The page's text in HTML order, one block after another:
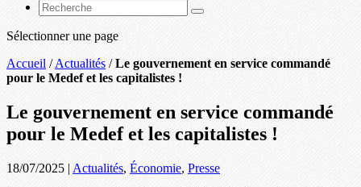
Sélectionner une page
Accueil /Actualités /Le gouvernement en service commandé
pour le Medef et les capitalistes !
Le gouvernement en service commandé
pour le Medef et les capitalistes !
18/07/2025 | Actualités, Économie, Presse